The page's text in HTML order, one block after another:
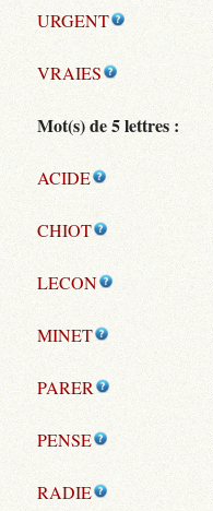
URGENT
VRAIES
Mot(s) de 5 lettres :
ACIDE
CHIOT
LECON
MINET
PARER
PENSE
RADIE